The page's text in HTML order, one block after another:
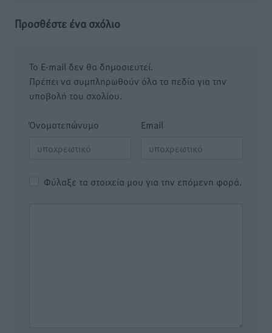
Προσθέστε ένα σχόλιο
Το E-mail δεν θα δημοσιευτεί.
Πρέπει να συμπληρωθούν όλα τα πεδία για την
υποβολή του σχολίου.
Όνοματεπώνυμο Email
Φύλαξε τα στοιχεία μου για την επόμενη φορά.